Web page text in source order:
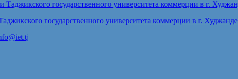
государственного университета коммерции в г. Худжанде